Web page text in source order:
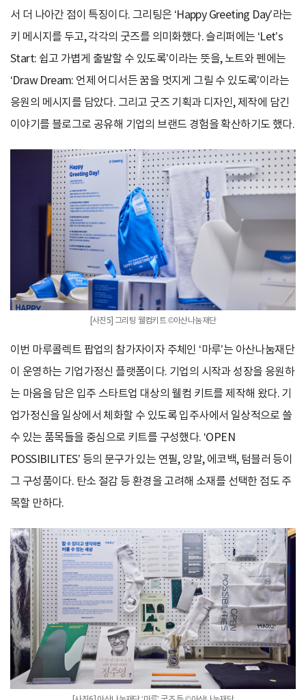
서 더 나아간 점이 특징이다. 그리팅은 ‘Happy Greeting Day’라는
키 메시지를 두고, 각각의 굿즈를 의미화했다. 슬리퍼에는 ‘Let’s
Start: 쉽고 가볍게 출발할 수 있도록’이라는 뜻을, 노트와 펜에는
‘Draw Dream: 언제 어디서든 꿈을 멋지게 그릴 수 있도록’이라는
응원의 메시지를 담았다. 그리고 굿즈 기획과 디자인, 제작에 담긴
이야기를 블로그로 공유해 기업의 브랜드 경험을 확산하기도 했다.
[사진5] 그리팅 웰컴키트 ©아산나눔재단
이번 마루콜렉트 팝업의 참가자이자 주체인 ‘마루’는 아산나눔재단
이 운영하는 기업가정신 플랫폼이다. 기업의 시작과 성장을 응원하
는 마음을 담은 입주 스타트업 대상의 웰컴 키트를 제작해 왔다. 기
업가정신을 일상에서 체화할 수 있도록 입주사에서 일상적으로 쓸
수 있는 품목들을 중심으로 키트를 구성했다. ‘OPEN
POSSIBILITES’ 등의 문구가 있는 연필, 양말, 에코백, 텀블러 등이
그 구성품이다. 탄소 절감 등 환경을 고려해 소재를 선택한 점도 주
목할 만하다.